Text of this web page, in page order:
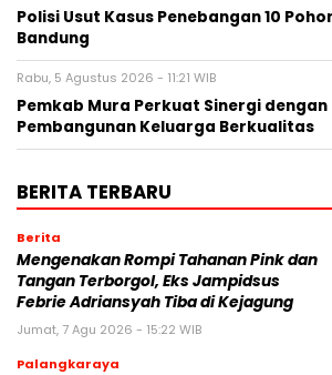
Polisi Usut Kasus Penebangan 10
Bandung
Rabu, 5 Agustus 2026 - 11:21 WIB
Pemkab Mura Perkuat Sinergi dengan
Pembangunan Keluarga Berkualitas
BERITA TERBARU
Berita
Mengenakan Rompi Tahanan Pink dan
Tangan Terborgol, Eks Jampidsus
Febrie Adriansyah Tiba di Kejagung
Jumat, 7 Agu 2026 - 15:22 WIB
Palangkaraya